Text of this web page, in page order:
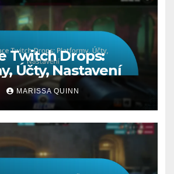
Twitch Drops:
Účty, Nastavení
MARISSA QUINN